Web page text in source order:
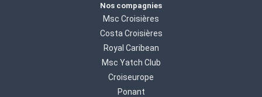
Nos compagnies
Msc Croisières
Costa Croisières
Royal Caribean
Msc Yatch Club
Croiseurope
Ponant